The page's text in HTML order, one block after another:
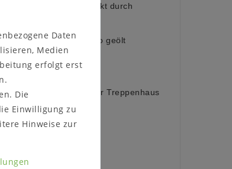
entstehen, verstärkt durch
(Abbildung) oder bianco geölt
(Abbildung)
Möbelstück durch Ihr Treppenhaus
Daten
Medien
erfolgt erst
Die
Einwilligung zu
Hinweise zur